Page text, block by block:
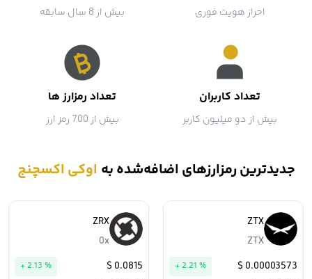
احراز هویت فوری بیش از 8 سال سابقه
تعداد کاربران
بیش از دو میلیون کاربر
تعداد رمزارز ها
بیش از 700 رمز ارز
جدیدترین رمزارزهای اضافه‌شده به اوکی اکسچنج
ZTX
ZTX
0.00003573 $
+ 2.21 %
ZRX
0x
0.0815 $
+ 2.13 %